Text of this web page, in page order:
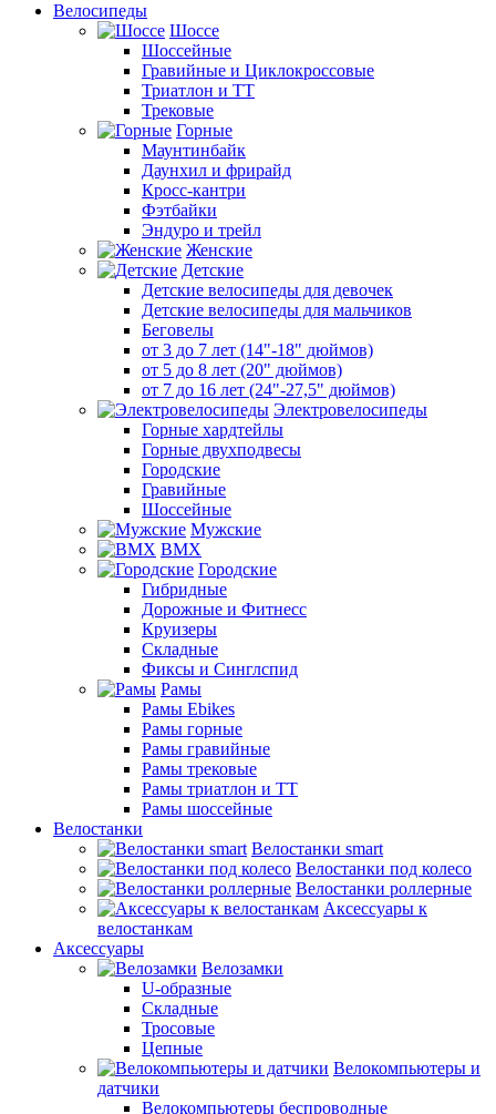
Велосипеды
Шоссе
Шоссейные
Гравийные и Циклокроссовые
Триатлон и ТТ
Трековые
Горные
Маунтинбайк
Даунхил и фрирайд
Кросс-кантри
Фэтбайки
Эндуро и трейл
Женские
Детские
Детские велосипеды для девочек
Детские велосипеды для мальчиков
Беговелы
от 3 до 7 лет (14"-18" дюймов)
от 5 до 8 лет (20" дюймов)
от 7 до 16 лет (24"-27,5" дюймов)
Электровелосипеды
Горные хардтейлы
Горные двухподвесы
Городские
Гравийные
Шоссейные
Мужские
BMX
Городские
Гибридные
Дорожные и Фитнесс
Круизеры
Складные
Фиксы и Синглспид
Рамы
Рамы Ebikes
Рамы горные
Рамы гравийные
Рамы трековые
Рамы триатлон и ТТ
Рамы шоссейные
Велостанки
Велостанки smart
Велостанки под колесо
Велостанки роллерные
Аксессуары к
велостанкам
Аксессуары
Велозамки
U-образные
Складные
Тросовые
Цепные
Велокомпьютеры и
датчики
Велокомпьютеры беспроводные